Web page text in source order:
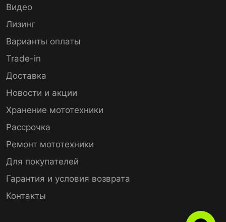
Видео
Лизинг
Варианты оплаты
Trade-in
Доставка
Новости и акции
Хранение мототехники
Рассрочка
Ремонт мототехники
Для покупателей
Гарантия и условия возврата
Контакты